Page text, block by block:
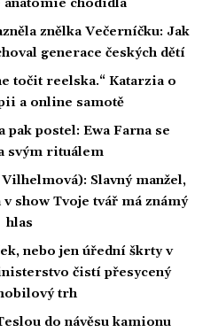
anatomie chodidla
znělka Večerníčku: Jak
generace českých dětí
točit reelska.“ Katarzia o
a online samotě
pak postel: Ewa Farna se
svým rituálem
Slavný manžel,
show Tvoje tvář má známý
hlas
nebo jen úřední škrty v
čistí přesycený
trh
do návěsu kamionu